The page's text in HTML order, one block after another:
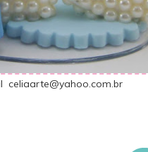
celiaarte@yahoo.com.br